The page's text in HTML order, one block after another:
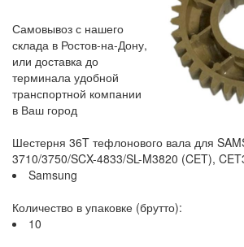
Самовывоз с нашего
склада в Ростов-на-Дону,
или доставка до
терминала удобной
транспортной компании
в Ваш город
Шестерня 36T тефлонового вала для
3710/3750/SCX-4833/SL-M3820 (CET),
Samsung
Количество в упаковке (брутто):
10